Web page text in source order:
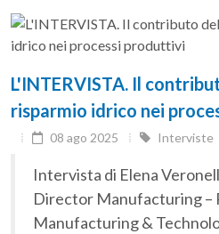
L'INTERVISTA. Il
risparmio idrico nei
08 ago 2025 Interviste
Intervista di Elena
Director Manufacturing –
Manufacturing &